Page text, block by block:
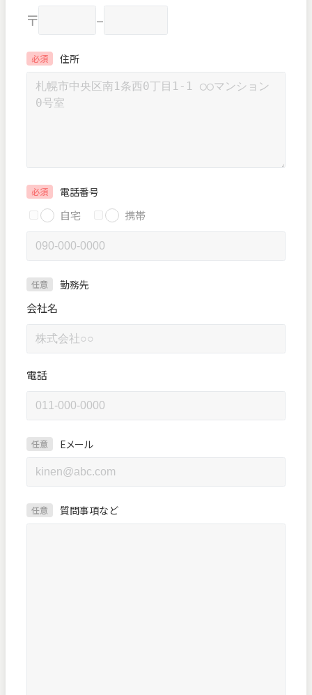
〒 –
必須 住所
必須 電話番号
自宅 携帯
任意 勤務先
会社名
電話
任意 Eメール
任意 質問事項など